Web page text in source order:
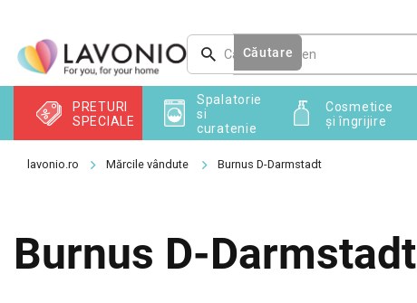
conținut
Căutare
PRETURI
SPECIALE
Spalatorie
si
curatenie
Cosmetice
și îngrijire
Mărcile vândute Burnus D-Darmstadt
Burnus D-Darmstadt